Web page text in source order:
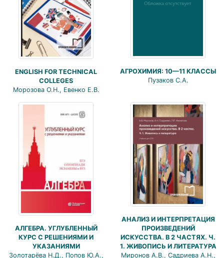
ENGLISH FOR TECHNICAL
COLLEGES
Морозова О.Н., Евенко Е.В.
АГРОХИМИЯ: 10—11 КЛАССЫ
Пузаков С.А.
АЛГЕБРА. УГЛУБЛЕННЫЙ
КУРС С РЕШЕНИЯМИ И
УКАЗАНИЯМИ
Золотарёва Н.Д., Попов Ю.А.,
АНАЛИЗ И ИНТЕРПРЕТАЦИЯ
ПРОИЗВЕДЕНИЙ
ИСКУССТВА. В 2 ЧАСТЯХ. Ч.
1. ЖИВОПИСЬ И ЛИТЕРАТУРА
Миронов А.В., Садриева А.Н.,